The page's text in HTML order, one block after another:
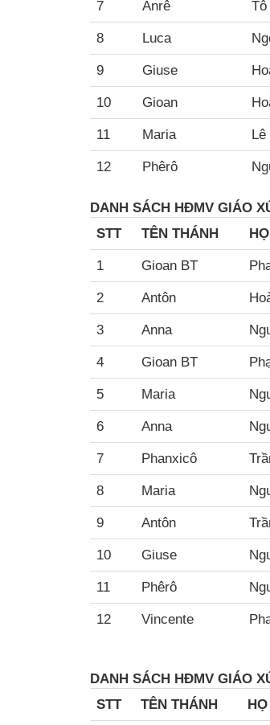
7 Anrê Tô
8 Luca
9 Giuse
10 Gioan
11 Maria Lê
12 Phêrô
DANH SÁCH HĐMV GIÁO
STT
TÊN THÁNH
1 Gioan BT
2 Antôn
3 Anna
4 Gioan BT
5 Maria
6 Anna
7 Phanxicô
8 Maria
9 Antôn
10 Giuse
11 Phêrô
12 Vincente
DANH SÁCH HĐMV GIÁO
STT
TÊN THÁNH